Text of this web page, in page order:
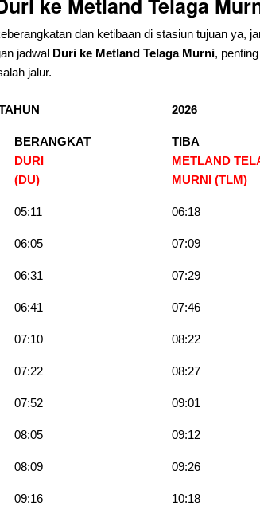
dan ketibaan di stasiun tujuan ya,
jadwal Duri ke Metland Telaga Murni,
jalur.
2026
BERANGKAT
DURI
(DU)
TIBA
METLAND
MURNI (TLM)
05:11 06:18
06:05 07:09
06:31 07:29
06:41 07:46
07:10 08:22
07:22 08:27
07:52 09:01
08:05 09:12
08:09 09:26
09:16 10:18